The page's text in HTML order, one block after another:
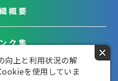
概要
ク集
合わせ
向上と利用状況の解
を使用していま
×